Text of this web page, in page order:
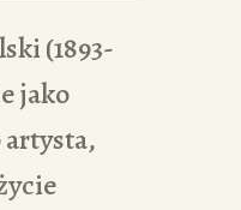
(1893-
jako
artysta,